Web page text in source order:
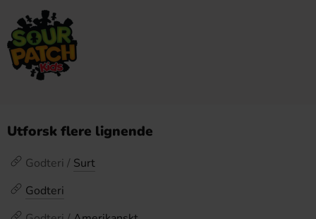
Utforsk flere lignende
Godteri / Surt
Godteri